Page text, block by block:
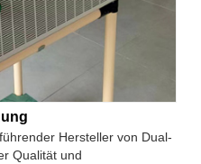
Hersteller von Dual-
Qualität und